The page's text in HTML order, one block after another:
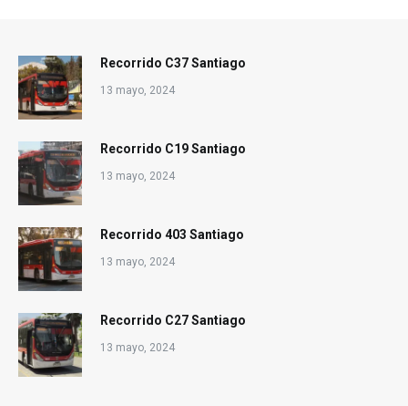
Recorrido C37 Santiago
13 mayo, 2024
Recorrido C19 Santiago
13 mayo, 2024
Recorrido 403 Santiago
13 mayo, 2024
Recorrido C27 Santiago
13 mayo, 2024